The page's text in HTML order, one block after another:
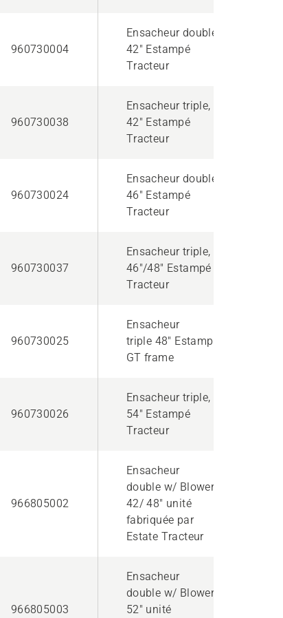
960730004
Ensacheur double,
42" Estampé
Tracteur
960730038
Ensacheur triple,
42" Estampé
Tracteur
960730024
Ensacheur double,
46" Estampé
Tracteur
960730037
Ensacheur triple,
46"/48" Estampé
Tracteur
960730025
Ensacheur
triple 48" Estampé,
GT frame
960730026
Ensacheur triple,
54" Estampé
Tracteur
966805002
Ensacheur
double w/ Blower
42/ 48" unité
fabriquée par
Estate Tracteur
966805003
Ensacheur
double w/ Blower
52" unité